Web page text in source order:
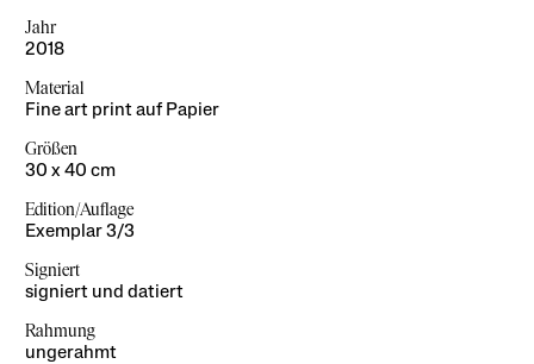
Jahr
2018
Material
Fine art print auf Papier
Größen
30 x 40 cm
Edition/Auflage
Exemplar 3/3
Signiert
signiert und datiert
Rahmung
ungerahmt
Jahr
2018
Material
Fine art print auf Papier
Größen
30 × 20 cm
Edition/Auflage
3 + 2 AP, 1/3 und 2/3 vergriffen
Signiert
signiert und datiert
Rahmung
ungerahmt